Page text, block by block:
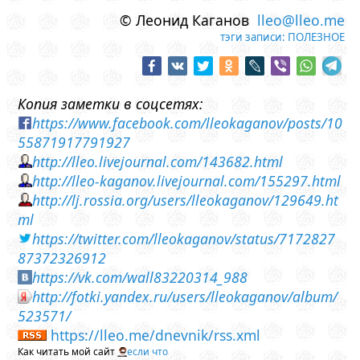
© Леонид Каганов lleo@lleo.me
тэги записи: ПОЛЕЗНОЕ
Копия заметки в соцсетях:
https://www.facebook.com/lleokaganov/posts/10
55871917791927
http://lleo.livejournal.com/143682.html
http://lleo-kaganov.livejournal.com/155297.html
http://lj.rossia.org/users/lleokaganov/129649.ht
ml
https://twitter.com/lleokaganov/status/7172827
87372326912
https://vk.com/wall83220314_988
http://fotki.yandex.ru/users/lleokaganov/album/
523571/
https://lleo.me/dnevnik/rss.xml
Как читать мой сайт если что